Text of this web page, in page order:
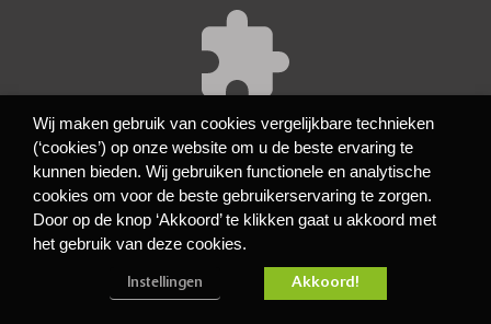
AcceptFunctioneelcookies to view the content.
Made by 404 webdesign
Privacy- en cookiebeleid
Algemene Voorwaarden
Wij maken gebruik van cookies vergelijkbare technieken
(‘cookies’) op onze website om u de beste ervaring te
kunnen bieden. Wij gebruiken functionele en analytische
cookies om voor de beste gebruikerservaring te zorgen.
Door op de knop ‘Akkoord’ te klikken gaat u akkoord met
het gebruik van deze cookies.
Instellingen Akkoord!